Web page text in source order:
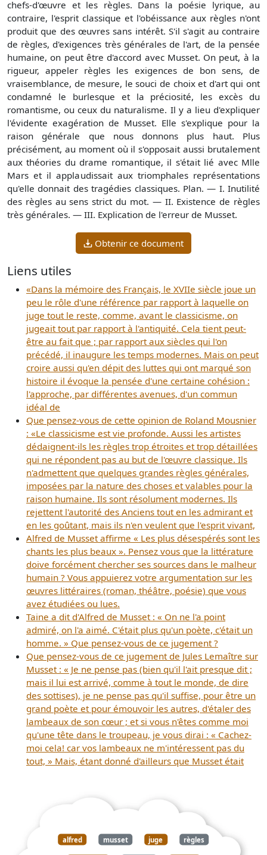
chefs-d'œuvre et les règles. Dans la poésie lyrique, au
contraire, l'esprit classique et l'obéissance aux règles n'ont
produit que des œuvres sans intérêt. S'il s'agit au contraire
de règles, d'exigences très générales de l'art, de la pensée
humaine, on peut être d'accord avec Musset. On peut, à la
rigueur, appeler règles les exigences de bon sens, de
vraisemblance, de mesure, le souci de choix et d'art qui ont
condamné le burlesque et la préciosité, les excès du
romantisme, ou ceux du naturalisme. Il y a lieu d'expliquer
l'évidente exagération de Musset. Elle s'explique pour la
raison générale que nous donnons plus haut. Plus
précisément, au moment où il s'opposait aussi brutalement
aux théories du drame romantique, il s'était lié avec Mlle
Mars et il applaudissait aux triomphales représentations
qu'elle donnait des tragédies classiques. Plan. — I. Inutilité
des règles au sens strict du mot. — II. Existence de règles
très générales. — III. Explication de l'erreur de Musset.
Obtenir ce document
Liens utiles
«Dans la mémoire des Français, le XVIIe siècle joue un
peu le rôle d'une référence par rapport à laquelle on
juge tout le reste, comme, avant le classicisme, on
jugeait tout par rapport à l'antiquité. Cela tient peut-
être au fait que ; par rapport aux siècles qui l'on
précédé, il inaugure les temps modernes. Mais on peut
croire aussi qu'en dépit des luttes qui ont marqué son
histoire il évoque la pensée d'une certaine cohésion :
l'approche, par différentes avenues, d'un commun
idéal de
Que pensez-vous de cette opinion de Roland Mousnier
: «Le classicisme est vie profonde. Aussi les artistes
dédaignent-ils les règles trop étroites et trop détaillées
qui ne répondent pas au but de l'œuvre classique. Ils
n'admettent que quelques grandes règles générales,
imposées par la nature des choses et valables pour la
raison humaine. Ils sont résolument modernes. Ils
rejettent l'autorité des Anciens tout en les admirant et
en les goûtant, mais ils n'en veulent que l'esprit vivant,
Alfred de Musset affirme « Les plus désespérés sont les
chants les plus beaux ». Pensez vous que la littérature
doive forcément chercher ses sources dans le malheur
humain ? Vous appuierez votre argumentation sur les
œuvres littéraires (roman, théâtre, poésie) que vous
avez étudiées ou lues.
Taine a dit d'Alfred de Musset : « On ne l'a point
admiré, on l'a aimé. C'était plus qu'un poète, c'était un
homme. » Que pensez-vous de ce jugement ?
Que pensez-vous de ce jugement de Jules Lemaître sur
Musset : « Je ne pense pas (bien qu'il l'ait presque dit ;
mais il lui est arrivé, comme à tout le monde, de dire
des sottises), je ne pense pas qu'il suffise, pour être un
grand poète et pour émouvoir les autres, d'étaler des
lambeaux de son cœur ; et si vous n'êtes comme moi
qu'une tête dans le troupeau, je vous dirai : « Cachez-
moi cela! car vos lambeaux ne m'intéressent pas du
tout, » Mais, étant donné d'ailleurs que Musset était
alfred musset juge règles